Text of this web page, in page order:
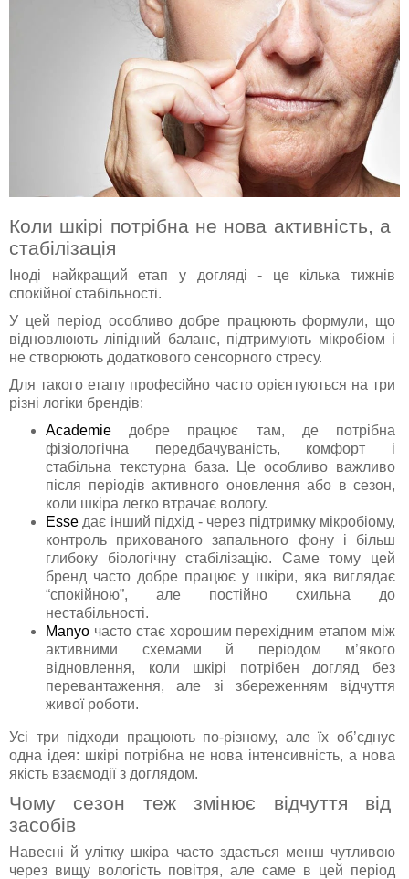
Коли шкірі потрібна не нова активність, а
стабілізація
Іноді найкращий етап у догляді - це кілька тижнів
спокійної стабільності.
У цей період особливо добре працюють формули, що
відновлюють ліпідний баланс, підтримують мікробіом і
не створюють додаткового сенсорного стресу.
Для такого етапу професійно часто орієнтуються на три
різні логіки брендів:
Academie добре працює там, де потрібна
фізіологічна передбачуваність, комфорт і
стабільна текстурна база. Це особливо важливо
після періодів активного оновлення або в сезон,
коли шкіра легко втрачає вологу.
Esse дає інший підхід - через підтримку мікробіому,
контроль прихованого запального фону і більш
глибоку біологічну стабілізацію. Саме тому цей
бренд часто добре працює у шкіри, яка виглядає
“спокійною”, але постійно схильна до
нестабільності.
Manyo часто стає хорошим перехідним етапом між
активними схемами й періодом м’якого
відновлення, коли шкірі потрібен догляд без
перевантаження, але зі збереженням відчуття
живої роботи.
Усі три підходи працюють по-різному, але їх об’єднує
одна ідея: шкірі потрібна не нова інтенсивність, а нова
якість взаємодії з доглядом.
Чому сезон теж змінює відчуття від
засобів
Навесні й улітку шкіра часто здається менш чутливою
через вищу вологість повітря, але саме в цей період